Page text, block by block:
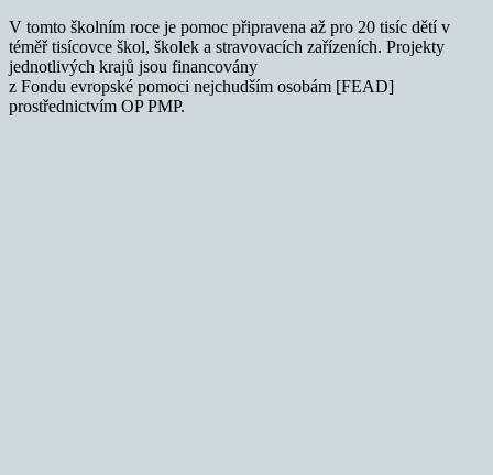
V tomto školním roce je pomoc připravena až pro 20 tisíc dětí v
téměř tisícovce škol, školek a stravovacích zařízeních. Projekty
jednotlivých krajů jsou financovány
z Fondu evropské pomoci nejchudším osobám [FEAD]
prostřednictvím OP PMP.